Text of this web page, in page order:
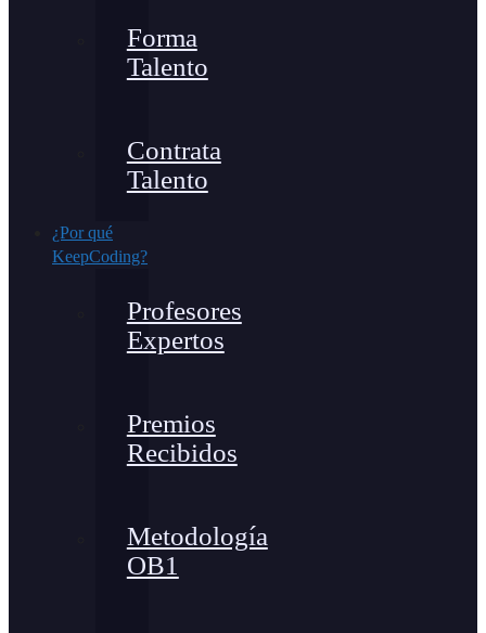
Forma
Talento
Contrata
Talento
¿Por qué
KeepCoding?
Profesores
Expertos
Premios
Recibidos
Metodología
OB1